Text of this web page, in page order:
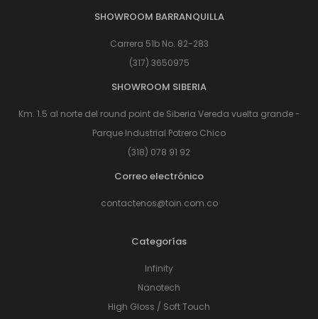
SHOWROOM BARRANQUILLA
Carrera 51b No. 82-283
(317) 3650975
SHOWROOM SIBERIA
Km. 1.5 al norte del round point de Siberia Vereda vuelta grande -
Parque Industrial Potrero Chico
(318) 078 91 92
Correo electrónico
contactenos@toin.com.co
Categorías
Infinity
Nanotech
High Gloss / Soft Touch